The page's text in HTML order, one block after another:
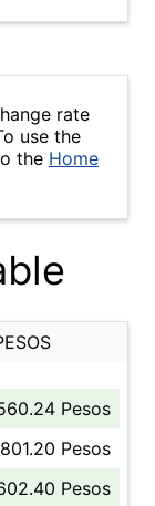
rate
use the
the Home
Pesos
Pesos
Pesos